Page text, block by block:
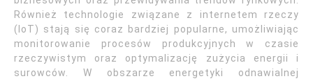
Również technologie związane z internetem rzeczy
(IoT) stają się coraz bardziej popularne, umożliwiając
monitorowanie procesów produkcyjnych w czasie
rzeczywistym oraz optymalizację zużycia energii i
surowców. W obszarze energetyki odnawialnej